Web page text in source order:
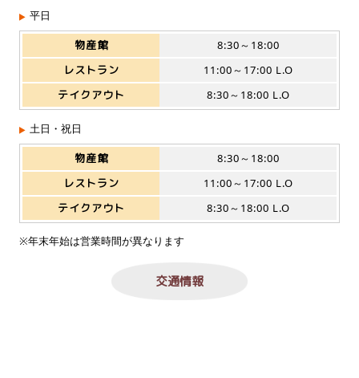
平日
物産館
8:30～18:00
レストラン
11:00～17:00 L.O
テイクアウト
8:30～18:00 L.O
土日・祝日
物産館
8:30～18:00
レストラン
11:00～17:00 L.O
テイクアウト
8:30～18:00 L.O
※年末年始は営業時間が異なります
交通情報